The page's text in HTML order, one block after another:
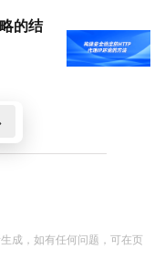
的结
成，如有任何问题，可在页